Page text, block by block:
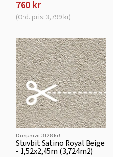
760 kr
(Ord. pris: 3,799 kr)
Du sparar 3128 kr!
Stuvbit Satino Royal Beige
- 1,52x2,45m (3,724m2)